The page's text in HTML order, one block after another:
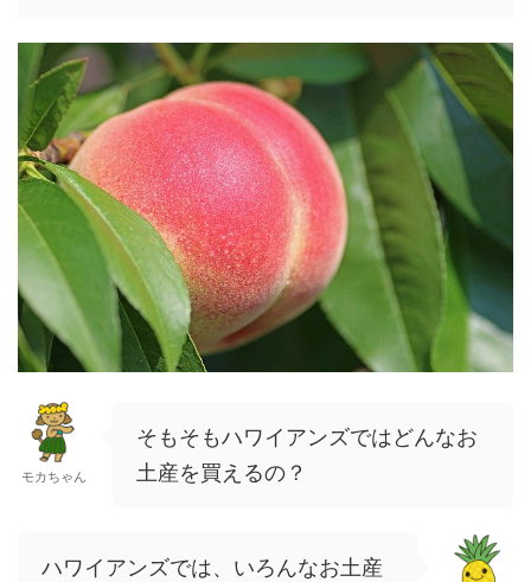
モカちゃん
そもそもハワイアンズではどんなお
土産を買えるの？
ハワイアンズでは、いろんなお土産